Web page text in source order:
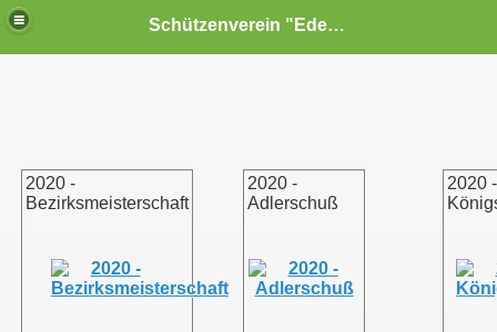
Schützenverein "Edelweiß" Reiterswiesen e.V.
2020 -
Bezirksmeisterschaft
2020 -
Adlerschuß
2020 -